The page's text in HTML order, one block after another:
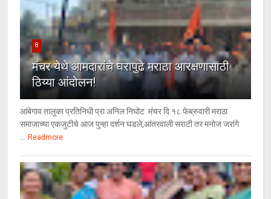
8
मंचर येथे आमदारांचे घरापुढे मराठा आरक्षणासाठी
ठिय्या आंदोलन!
आंबेगाव तालुका प्रतिनिधी प्रा अनिल निघोट मंचर दि १८ फेब्रुवारी मराठा
समाजाच्या एकजुटीचे आज पुन्हा दर्शन घडले,आंतरवाली सराटी तर मनोज जरांगे
... Readmore